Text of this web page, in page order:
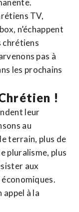
TV,
n’échappent
chrétiens
pas à
les prochains
!
leur
au
terrain, plus de
pluralisme, plus
aux
appel à la